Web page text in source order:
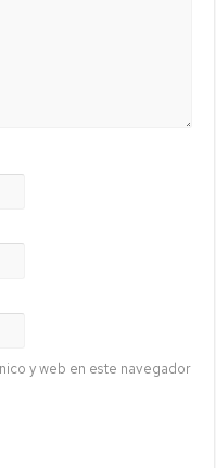
y web en este navegador